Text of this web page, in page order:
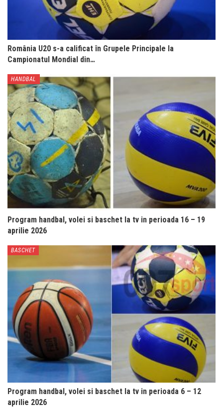
România U20 s-a calificat în Grupele Principale la
Campionatul Mondial din…
HANDBAL
Program handbal, volei si baschet la tv in perioada 16 – 19
aprilie 2026
BASCHET
Program handbal, volei si baschet la tv in perioada 6 – 12
aprilie 2026